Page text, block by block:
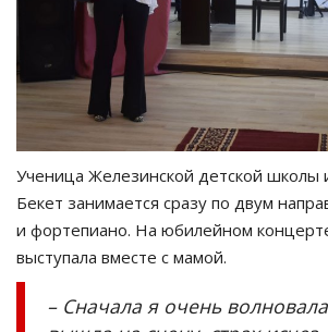
Ученица Железинской детской школы
Бекет занимается сразу по двум
и фортепиано. На юбилейном
выступала вместе с мамой.
– Сначала я очень